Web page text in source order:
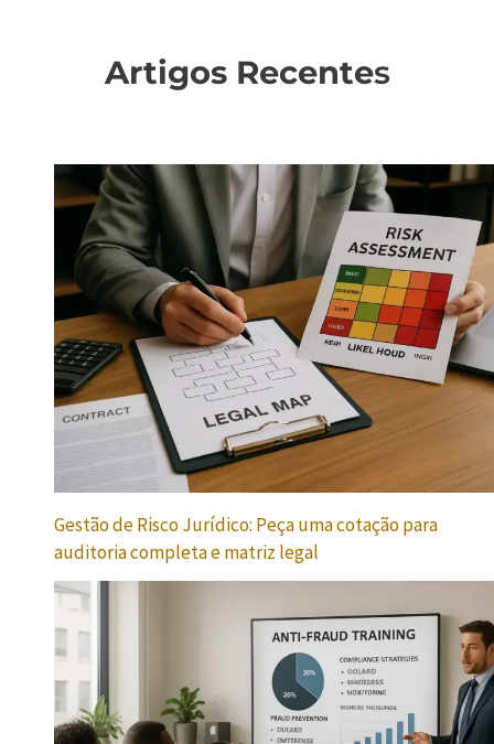
Artigos Recentes
Gestão de Risco Jurídico: Peça uma cotação para
auditoria completa e matriz legal